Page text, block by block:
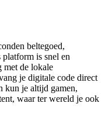
beltegoed,
platform is snel en
met de lokale
je digitale code direct
kun je altijd gamen,
waar ter wereld je ook